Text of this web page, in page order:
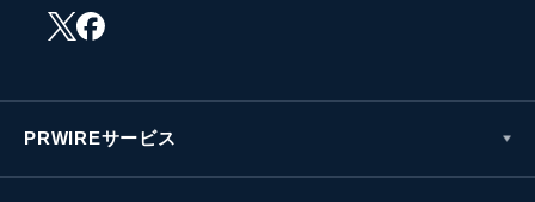
PRWIREサービス